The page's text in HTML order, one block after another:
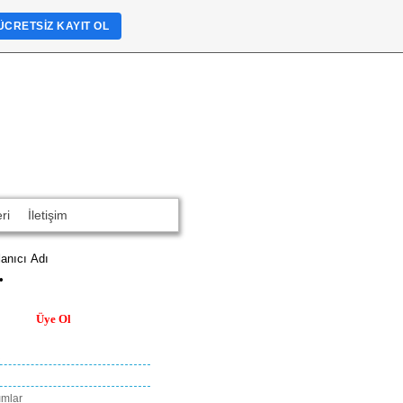
İletişim
Üye Ol
KAYIT OL